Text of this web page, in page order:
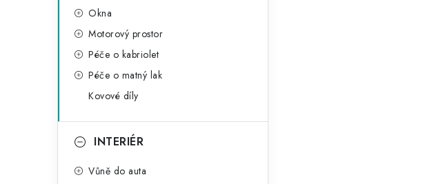
Okna
Motorový prostor
Péče o kabriolet
Péče o matný lak
Kovové díly
INTERIÉR
Vůně do auta